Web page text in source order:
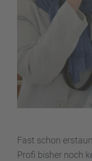
Fast schon
Profi bisher noch